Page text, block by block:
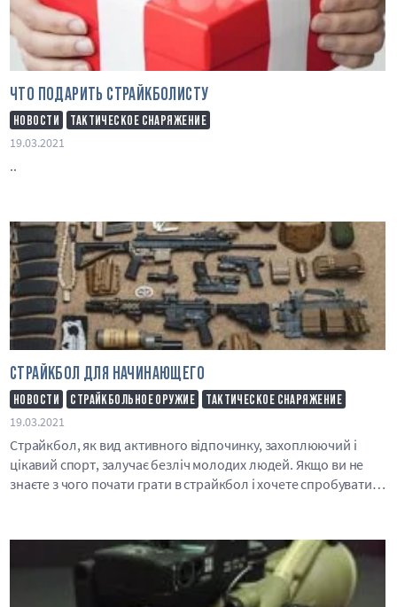
ЧТО ПОДАРИТЬ СТРАЙКБОЛИСТУ
НОВОСТИ ТАКТИЧЕСКОЕ СНАРЯЖЕНИЕ
19.03.2021
..
СТРАЙКБОЛ ДЛЯ НАЧИНАЮЩЕГО
НОВОСТИ СТРАЙКБОЛЬНОЕ ОРУЖИЕ ТАКТИЧЕСКОЕ СНАРЯЖЕНИЕ
19.03.2021
Страйкбол, як вид активного відпочинку, захоплюючий і
цікавий спорт, залучає безліч молодих людей. Якщо ви не
знаєте з чого почати грати в страйкбол і хочете спробувати,